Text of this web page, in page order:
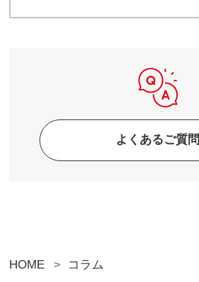
よくあるご質問
HOME コラム